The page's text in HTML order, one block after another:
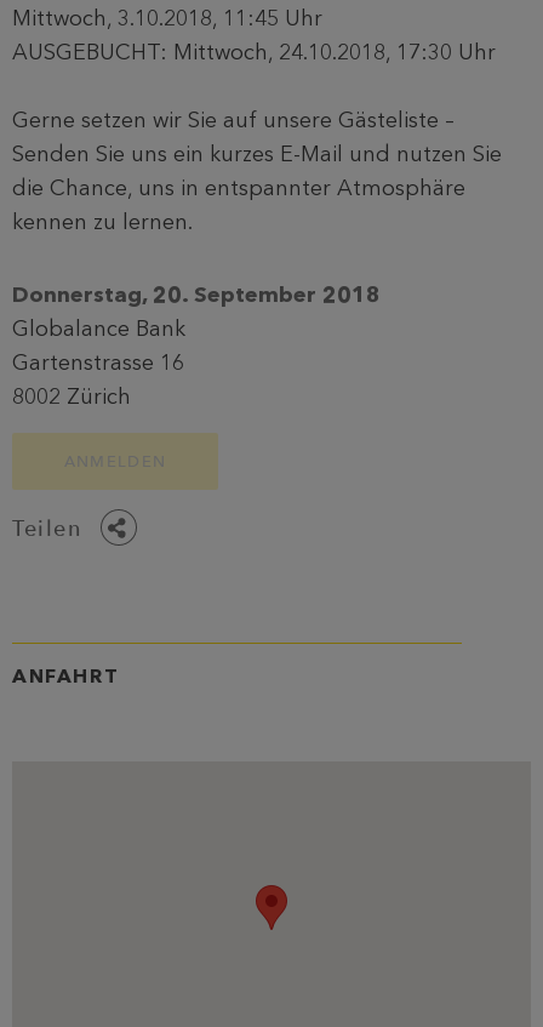
Mittwoch, 3.10.2018, 11:45 Uhr
AUSGEBUCHT: Mittwoch, 24.10.2018, 17:30 Uhr
Gerne setzen wir Sie auf unsere Gästeliste –
Senden Sie uns ein kurzes E-Mail und nutzen Sie
die Chance, uns in entspannter Atmosphäre
kennen zu lernen.
Donnerstag, 20. September 2018
Globalance Bank
Gartenstrasse 16
8002 Zürich
ANMELDEN
Teilen
ANFAHRT